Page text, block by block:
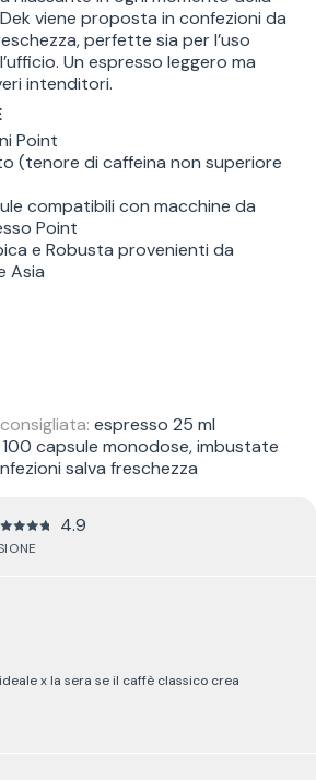
viene proposta in confezioni da
perfette sia per l’uso
Un espresso leggero ma
intenditori.
Point
(tenore di caffeina non superiore
compatibili con macchine da
Point
e Robusta provenienti da
Asia
espresso 25 ml
capsule monodose, imbustate
salva freschezza
4.9
x la sera se il caffè classico crea